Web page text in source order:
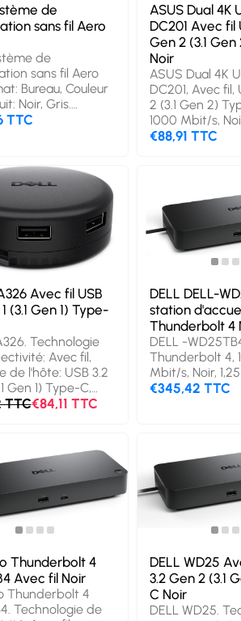
de
sans fil Aero
de
sans fil Aero
Bureau, Couleur
Noir, Gris.
graphiques
Interface:
C. Type de
USB,
12 V,
1 A
TTC
ASUS Dual 4K
DC201 Avec fil
Gen 2 (3.1
Noir
ASUS Dual 4K
DC201, Avec fil,
2 (3.1 Gen 2)
1000 Mbit/s,
€88,91 TTC
Avec fil USB
(3.1 Gen 1) Type-
Technologie
Avec fil,
de l'hôte: USB 3.2
Gen 1) Type-C,
de la puissance
2500 Mbit/s.
produit: Noir,
transfert des
1,25 Gbit/s,
(numérique
6016 x 3384
USB,
du câble
0,248 m.
mm, Profondeur:
TTC€84,11 TTC
DELL DELL-
station
Thunderbolt 4
DELL -
Thunderbolt 4,
Mbit/s, Noir,
€345,42 TTC
Thunderbolt 4
Avec fil Noir
Thunderbolt 4
Technologie de
DELL WD25
3.2 Gen 2 (3.1
C Noir
DELL WD25.